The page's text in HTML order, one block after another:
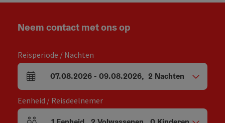
Neem contact met ons op
Reisperiode / Nachten
Velden voor aankomst en vertrek
07.08.2026- 09.08.2026, 2 Nachten
Eenheid / Reisdeelnemer